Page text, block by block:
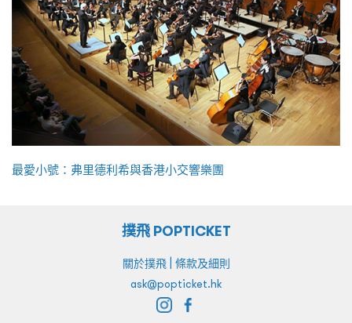
最愛小號：弗里德利希與香港小交響樂團
撲飛 POPTICKET
關於撲飛| 條款及細則
ask@popticket.hk